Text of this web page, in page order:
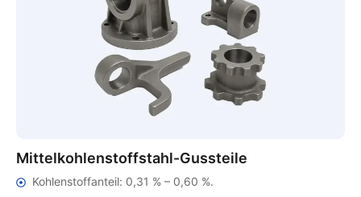
Mittelkohlenstoffstahl-Gussteile
Kohlenstoffanteil: 0,31 % – 0,60 %.